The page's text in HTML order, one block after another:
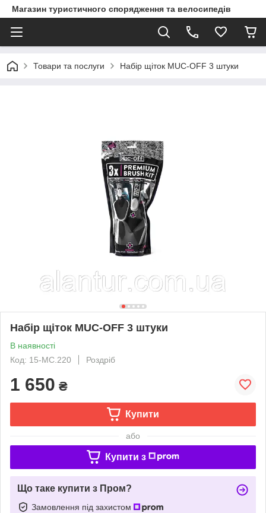
Магазин туристичного спорядження та велосипедів
Товари та послуги Набір щіток MUC-OFF 3 штуки
Набір щіток MUC-OFF 3 штуки
В наявності
Код: 15-MC.220
Роздріб
1 650 ₴
Купити
або
Купити з
Що таке купити з Пром?
Замовлення під захистом